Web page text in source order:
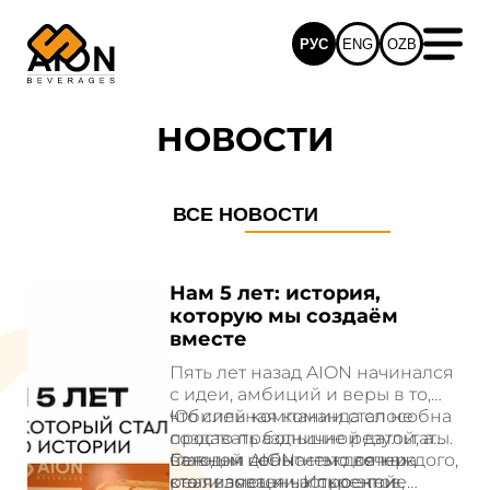
РУС ENG OZB
НОВОСТИ
ВСЕ НОВОСТИ
Нам 5 лет: история,
которую мы создаём
вместе
Пять лет назад AION начинался
с идеи, амбиций и веры в то,
что сильная команда способна
создавать большие результаты.
Сегодня AION — это сотни
реализованных проектов,
Юбилей компании стал не
просто праздничной датой, а
важным событием для каждого,
кто является частью этой
Главной ценностью вечера
стали эмоции. Искренние